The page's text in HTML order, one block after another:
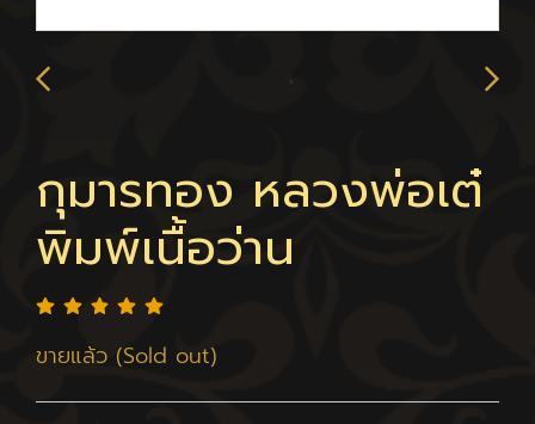
กุมารทอง หลวงพ่อเต๋
พิมพ์เนื้อว่าน
ขายแล้ว (Sold out)